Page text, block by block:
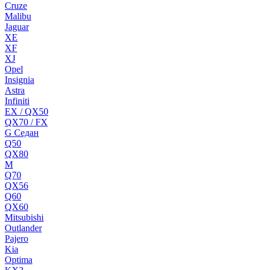
Cruze
Malibu
Jaguar
XE
XF
XJ
Opel
Insignia
Astra
Infiniti
EX / QX50
QX70 / FX
G Cедан
Q50
QX80
M
Q70
QX56
Q60
QX60
Mitsubishi
Outlander
Pajero
Kia
Optima